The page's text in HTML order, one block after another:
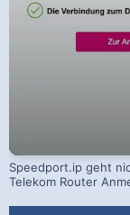
Speedport.ip geht
Telekom Router